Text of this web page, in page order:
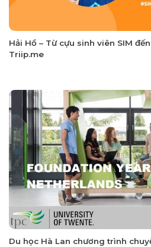
Hải Hồ – Từ cựu sinh viên SIM
Triip.me
Du học Hà Lan chương trình